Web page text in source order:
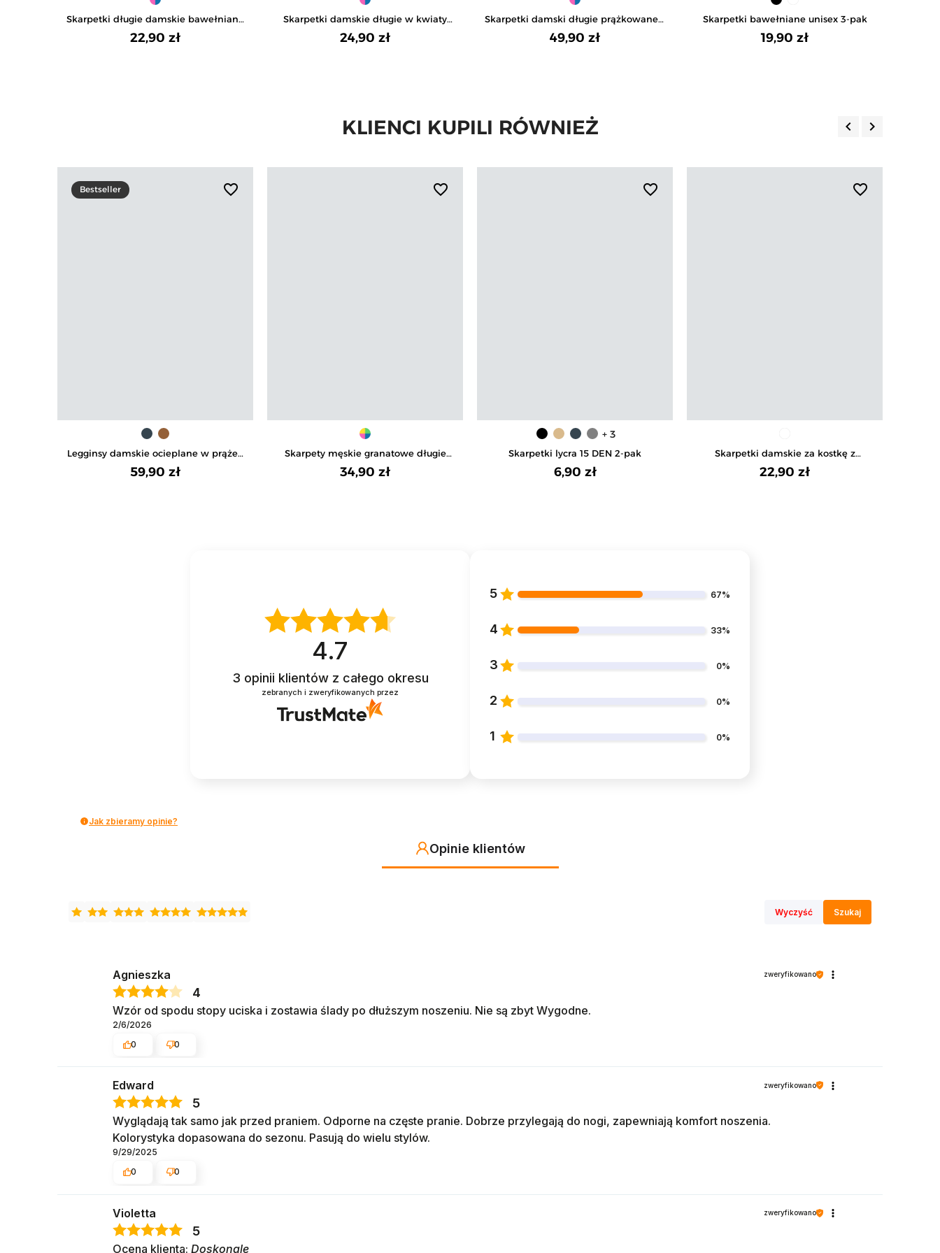
Skarpetki długie damskie bawełniane
z haftem stokrotka 3-pak
22,90 zł
Skarpetki damskie długie w kwiaty
błyszczący ściągacz 3-pak
24,90 zł
Skarpetki damski długie prążkowane z
wiskozą 5-pak
49,90 zł
Skarpetki bawełniane unisex 3-pak
19,90 zł
KLIENCI KUPILI RÓWNIEŻ Poprzedni
keyboard_arrow_left Następny
keyboard_arrow_right
Bestseller favorite_border
Legginsy damskie ocieplane w prążek
wysoki stan
59,90 zł
favorite_border
Skarpety męskie granatowe długie
zabawne w piwo 3-pak
34,90 zł
favorite_border
Skarpetki lycra 15 DEN 2-pak
6,90 zł
+ 3
favorite_border
Skarpetki damskie za kostkę z
kwiatowym wzorem 3-pak
22,90 zł
4.7
3 opinii klientów z całego okresu
zebranych i zweryfikowanych przez
5 67%
4 33%
3 0%
2 0%
1 0%
Jak zbieramy opinie?
Opinie klientów
Wyczyść Szukaj
Agnieszka zweryfikowano
4
Wzór od spodu stopy uciska i zostawia ślady po dłuższym noszeniu. Nie są zbyt Wygodne.
2/6/2026
0
0
Edward zweryfikowano
5
Wyglądają tak samo jak przed praniem. Odporne na częste pranie. Dobrze przylegają do nogi, zapewniają komfort noszenia.
Kolorystyka dopasowana do sezonu. Pasują do wielu stylów.
9/29/2025
0
0
Violetta zweryfikowano
5
Ocena klienta: Doskonale